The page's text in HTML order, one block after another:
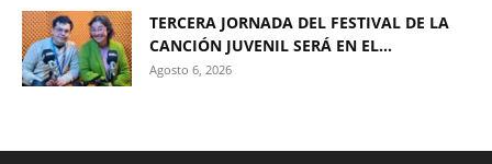
TERCERA JORNADA DEL FESTIVAL DE LA
CANCIÓN JUVENIL SERÁ EN EL...
Agosto 6, 2026